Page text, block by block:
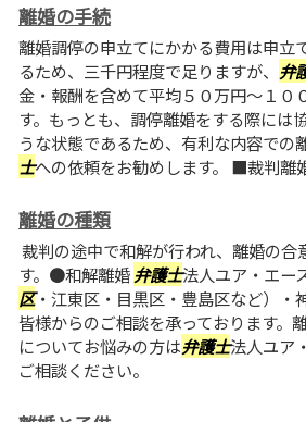
離婚の手続
離婚調停の申立てにかかる費用は申立
るため、三千円程度で足りますが、 弁
金・報酬を含めて平均５０万円～１０
す。もっとも、調停離婚をする際には
うな状態であるため、有利な内容での
士への依頼をお勧めします。 ■裁判離
離婚の種類
裁判の途中で和解が行われ、離婚の合
す。●和解離婚 弁護士法人ユア・エー
区・江東区・目黒区・豊島区など）・
皆様からのご相談を承っております。
についてお悩みの方は弁護士法人ユア
ご相談ください。